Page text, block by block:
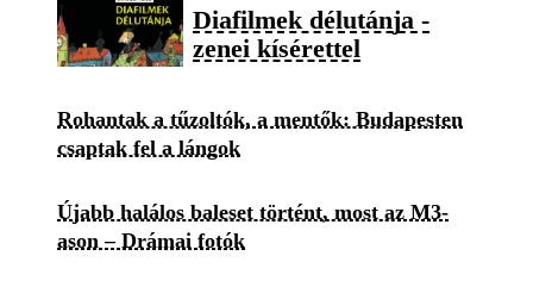
Diafilmek délutánja -
zenei kísérettel
Rohantak a tűzoltók, a mentők: Budapesten
csaptak fel a lángok
Újabb halálos baleset történt, most az M3-
ason – Drámai fotók